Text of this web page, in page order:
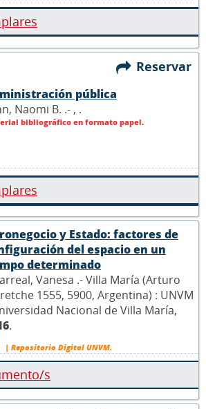
Reservar
pública
Naomi B. .- , .
bibliográfico en formato papel.
y Estado: factores de
del espacio en un
determinado
Vanesa .- Villa María (Arturo
1555, 5900, Argentina) : UNVM
Nacional de Villa María,
.
| Repositorio Digital UNVM.
s